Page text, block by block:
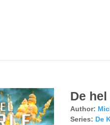
De
Author:
Series: De